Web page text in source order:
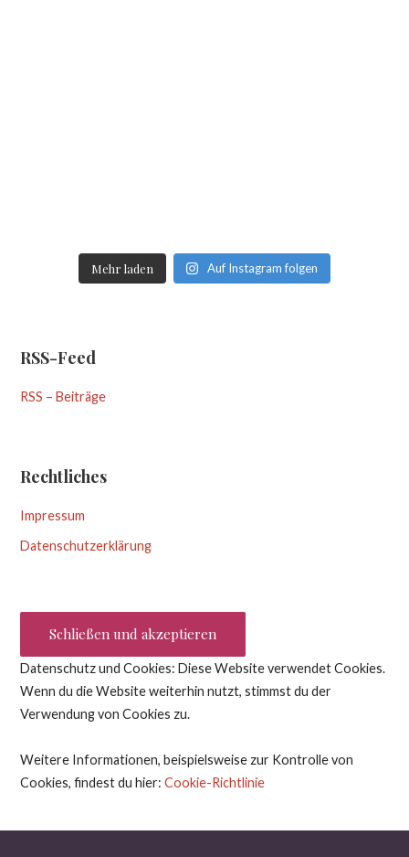
Mehr laden Auf Instagram folgen
RSS-Feed
RSS – Beiträge
Rechtliches
Impressum
Datenschutzerklärung
Datenschutz und Cookies: Diese Website verwendet Cookies.
Wenn du die Website weiterhin nutzt, stimmst du der
Verwendung von Cookies zu.
Weitere Informationen, beispielsweise zur Kontrolle von
Cookies, findest du hier:Cookie-Richtlinie